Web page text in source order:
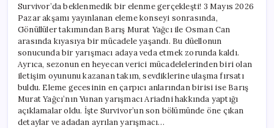
Yağcı
mı
Yoksa
Osman
Can
mı
Gidiyor?
Adada
Aşk
İtirafı!
için
Survivor’da beklenmedik bir elenme gerçekleşti! 3 Mayıs 2026
Pazar akşamı yayınlanan eleme konseyi sonrasında,
Gönüllüler takımından Barış Murat Yağcı ile Osman Can
arasında kıyasıya bir mücadele yaşandı. Bu düellonun
sonucunda bir yarışmacı adaya veda etmek zorunda kaldı.
Ayrıca, sezonun en heyecan verici mücadelelerinden biri olan
iletişim oyununu kazanan takım, sevdiklerine ulaşma fırsatı
buldu. Eleme gecesinin en çarpıcı anlarından birisi ise Barış
Murat Yağcı’nın Yunan yarışmacı Ariadni hakkında yaptığı
açıklamalar oldu. İşte Survivor’un son bölümünde öne çıkan
detaylar ve adadan ayrılan yarışmacı…